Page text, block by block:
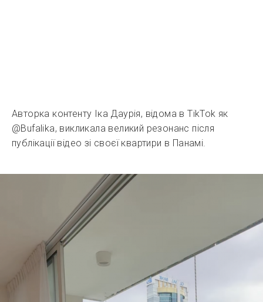
Авторка контенту Іка Даурія, відома в TikTok як
@Bufalika, викликала великий резонанс після
публікації відео зі своєї квартири в Панамі.